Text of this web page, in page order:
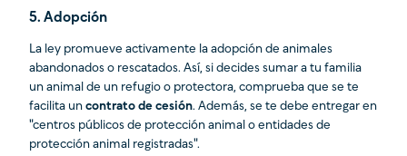
5. Adopción
La ley promueve activamente la adopción de animales
abandonados o rescatados. Así, si decides sumar a tu familia
un animal de un refugio o protectora, comprueba que se te
facilita un contrato de cesión. Además, se te debe entregar en
"centros públicos de protección animal o entidades de
protección animal registradas".